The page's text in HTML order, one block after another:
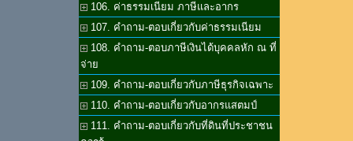
106. ค่าธรรมเนียม ภาษีและอากร
107. คำถาม-ตอบเกี่ยวกับค่าธรรมเนียม
108. คำถาม-ตอบภาษีเงินได้บุคคลหัก ณ ที่
จ่าย
109. คำถาม-ตอบเกี่ยวกับภาษีธุรกิจเฉพาะ
110. คำถาม-ตอบเกี่ยวกับอากรแสตมป์
111. คำถาม-ตอบเกี่ยวกับที่ดินที่ประชาชน